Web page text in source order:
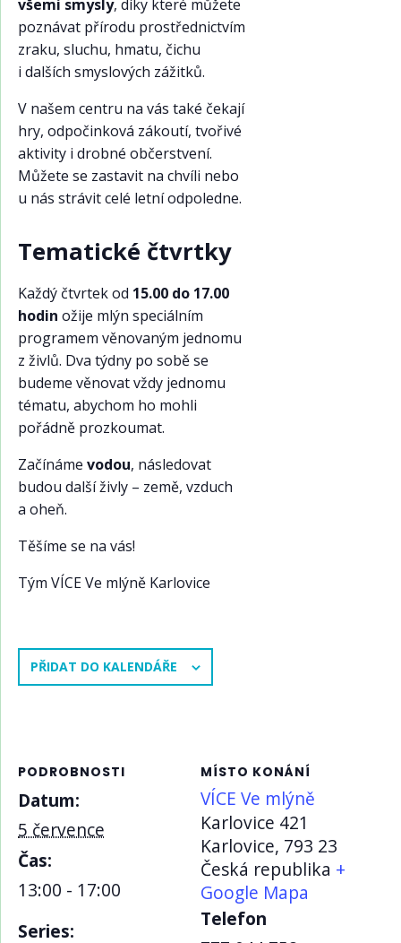
všemi smysly, díky které můžete
poznávat přírodu prostřednictvím
zraku, sluchu, hmatu, čichu
i dalších smyslových zážitků.
V našem centru na vás také čekají
hry, odpočinková zákoutí, tvořivé
aktivity i drobné občerstvení.
Můžete se zastavit na chvíli nebo
u nás strávit celé letní odpoledne.
Tematické čtvrtky
Každý čtvrtek od 15.00 do 17.00
hodin ožije mlýn speciálním
programem věnovaným jednomu
z živlů. Dva týdny po sobě se
budeme věnovat vždy jednomu
tématu, abychom ho mohli
pořádně prozkoumat.
Začínáme vodou, následovat
budou další živly – země, vzduch
a oheň.
Těšíme se na vás!
Tým VÍCE Ve mlýně Karlovice
PŘIDAT DO KALENDÁŘE
PODROBNOSTI
Datum:
5 července
Čas:
13:00 - 17:00
Series:
MÍSTO KONÁNÍ
VÍCE Ve mlýně
Karlovice 421
Karlovice, 793 23
Česká republika +
Google Mapa
Telefon